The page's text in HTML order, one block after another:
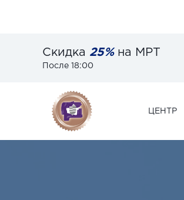
Скидка 25%на МРТ
После 18:00
ЦЕНТР